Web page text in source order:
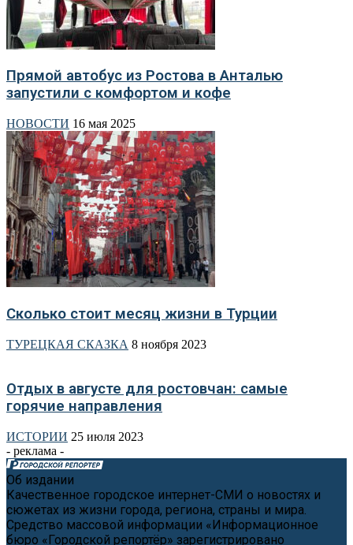
Прямой автобус из Ростова в Анталью
запустили с комфортом и кофе
НОВОСТИ 16 мая 2025
Сколько стоит месяц жизни в Турции
ТУРЕЦКАЯ СКАЗКА 8 ноября 2023
Отдых в августе для ростовчан: самые
горячие направления
ИСТОРИИ 25 июля 2023
- реклама -
Об издании
Качественное городское интернет-СМИ о новостях и
сюжетах из жизни города, региона, страны и мира.
Средство массовой информации «Информационное
бюро «Городской репортёр» зарегистрировано